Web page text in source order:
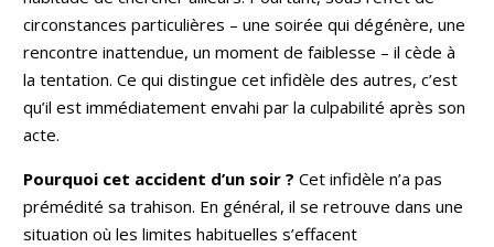
circonstances particulières – une soirée qui dégénère, une
rencontre inattendue, un moment de faiblesse – il cède à
la tentation. Ce qui distingue cet infidèle des autres, c’est
qu’il est immédiatement envahi par la culpabilité après son
acte.
Pourquoi cet accident d’un soir ? Cet infidèle n’a pas
prémédité sa trahison. En général, il se retrouve dans une
situation où les limites habituelles s’effacent